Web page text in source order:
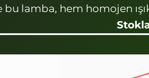
lamba, hem homojen